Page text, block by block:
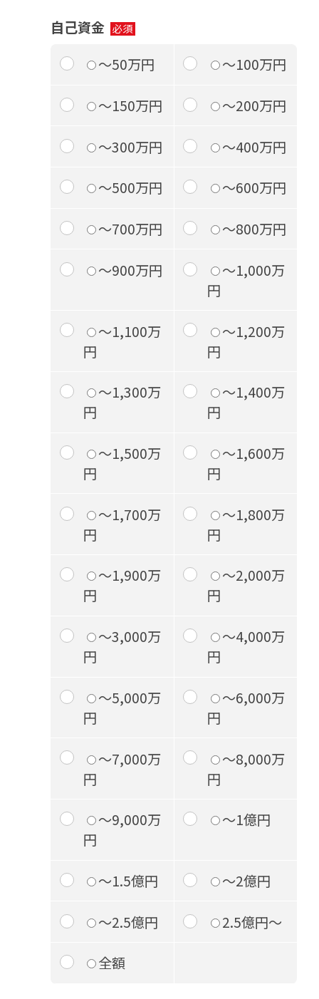
自己資金
～50万円
～100万円
～150万円 ～200万円
～300万円 ～400万円
～500万円 ～600万円
～700万円 ～800万円
～900万円
～1,000万
円
～1,100万
円
～1,200万
円
～1,300万
円
～1,400万
円
～1,500万
円
～1,600万
円
～1,700万
円
～1,800万
円
～1,900万
円
～2,000万
円
～3,000万
円
～4,000万
円
～5,000万
円
～6,000万
円
～7,000万
円
～8,000万
円
～9,000万
円
～1億円
～1.5億円 ～2億円
～2.5億円 2.5億円～
全額